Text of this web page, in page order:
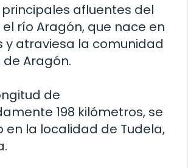
principales afluentes del
el río Aragón, que nace en
y atraviesa la comunidad
Aragón.
de
198 kilómetros, se
en la localidad de Tudela,